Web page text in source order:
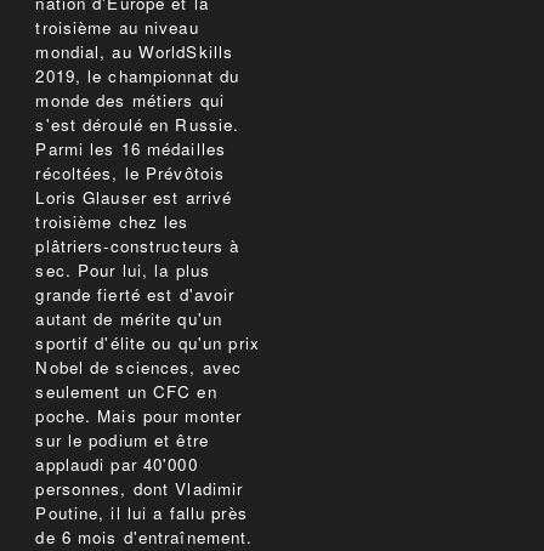
troisième au niveau
mondial, au WorldSkills
2019, le championnat du
monde des métiers qui
s'est déroulé en Russie.
Parmi les 16 médailles
récoltées, le Prévôtois
Loris Glauser est arrivé
troisième chez les
plâtriers-constructeurs à
sec. Pour lui, la plus
grande fierté est d'avoir
autant de mérite qu'un
sportif d'élite ou qu'un prix
Nobel de sciences, avec
seulement un CFC en
poche. Mais pour monter
sur le podium et être
applaudi par 40'000
personnes, dont Vladimir
Poutine, il lui a fallu près
de 6 mois d'entraînement.